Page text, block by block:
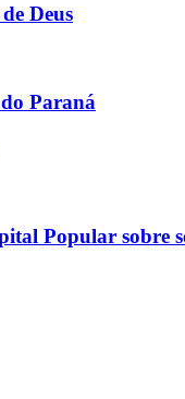
Deus
Paraná
Popular sobre